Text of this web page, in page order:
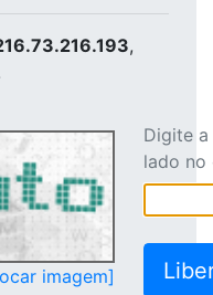
,
imagem]
Digite
lado no